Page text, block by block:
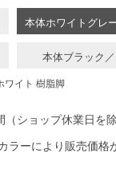
ラーにより販売価格
ショップ休業日を除
本体ホワイトグレ
本体ブラック
ワイト 樹脂脚